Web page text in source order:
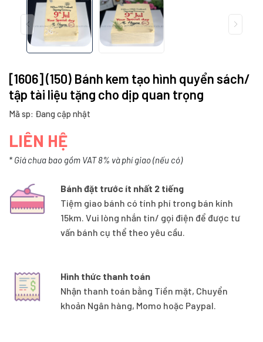
[1606] (150) Bánh kem tạo hình quyển sách/
tập tài liệu tặng cho dịp quan trọng
Mã sp: Đang cập nhật
LIÊN HỆ
* Giá chưa bao gồm VAT 8% và phí giao (nếu có)
Bánh đặt trước ít nhất 2 tiếng
Tiệm giao bánh có tính phí trong bán kính
15km. Vui lòng nhắn tin/ gọi điện để được tư
vấn bánh cụ thể theo yêu cầu.
Hình thức thanh toán
Nhận thanh toán bằng Tiền mặt, Chuyển
khoản Ngân hàng, Momo hoặc Paypal.